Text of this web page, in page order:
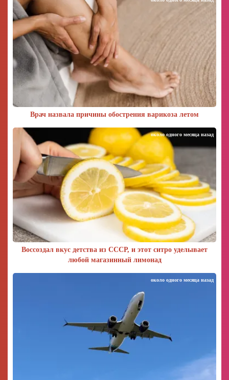
Врач назвала причины обострения варикоза летом
Воссоздал вкус детства из СССР, и этот ситро уделывает
любой магазинный лимонад
около одного месяца назад
около одного месяца назад